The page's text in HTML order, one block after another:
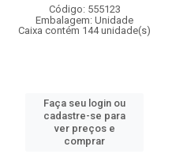
Código: 555123
Embalagem: Unidade
Caixa contém 144 unidade(s)
Faça seu login ou
cadastre-se para
ver preços e
comprar